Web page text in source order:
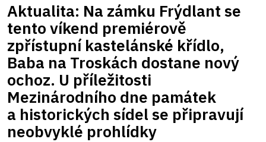
Aktualita: Na zámku Frýdlant se
tento víkend premiérově
zpřístupní kastelánské křídlo,
Baba na Troskách dostane nový
ochoz. U příležitosti
Mezinárodního dne památek
a historických sídel se připravují
neobvyklé prohlídky